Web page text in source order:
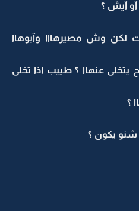
آيش ؟
لكن وش مصيرهااا وآبوهاا
يتخلى عنهاا ؟ طييب اذا تخلى
؟